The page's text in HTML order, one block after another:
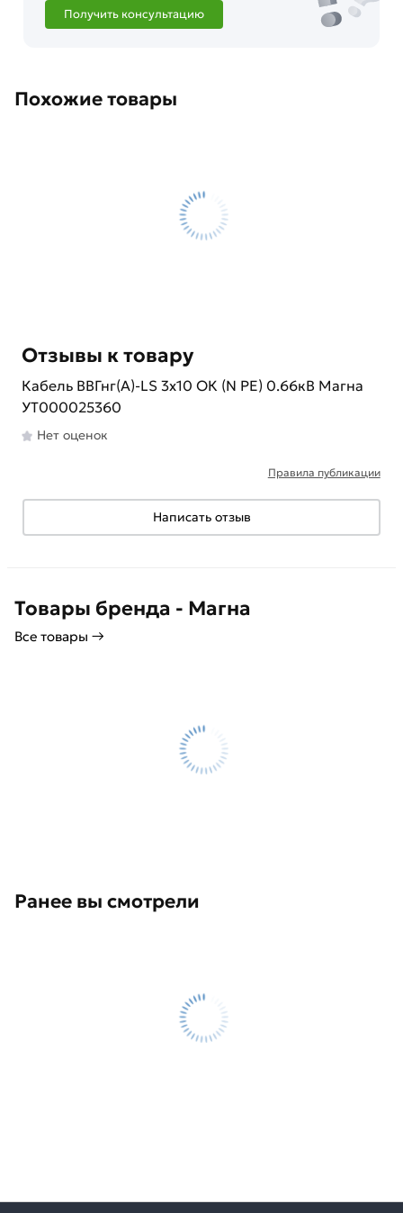
Получить консультацию
Похожие товары
Отзывы к товару
Кабель ВВГнг(А)-LS 3х10 ОК (N PE) 0.66кВ Магна
УТ000025360
Нет оценок
Правила публикации
Написать отзыв
Товары бренда - Магна
Все товары →
Ранее вы смотрели